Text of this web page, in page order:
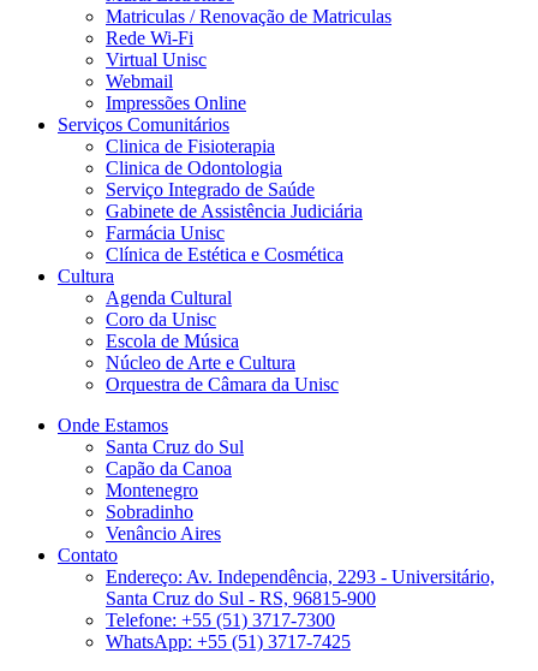
Matriculas / Renovação de Matriculas
Rede Wi-Fi
Virtual Unisc
Webmail
Impressões Online
Serviços Comunitários
Clinica de Fisioterapia
Clinica de Odontologia
Serviço Integrado de Saúde
Gabinete de Assistência Judiciária
Farmácia Unisc
Clínica de Estética e Cosmética
Cultura
Agenda Cultural
Coro da Unisc
Escola de Música
Núcleo de Arte e Cultura
Orquestra de Câmara da Unisc
Onde Estamos
Santa Cruz do Sul
Capão da Canoa
Montenegro
Sobradinho
Venâncio Aires
Contato
Endereço: Av. Independência, 2293 - Universitário,
Santa Cruz do Sul - RS, 96815-900
Telefone: +55 (51) 3717-7300
WhatsApp: +55 (51) 3717-7425